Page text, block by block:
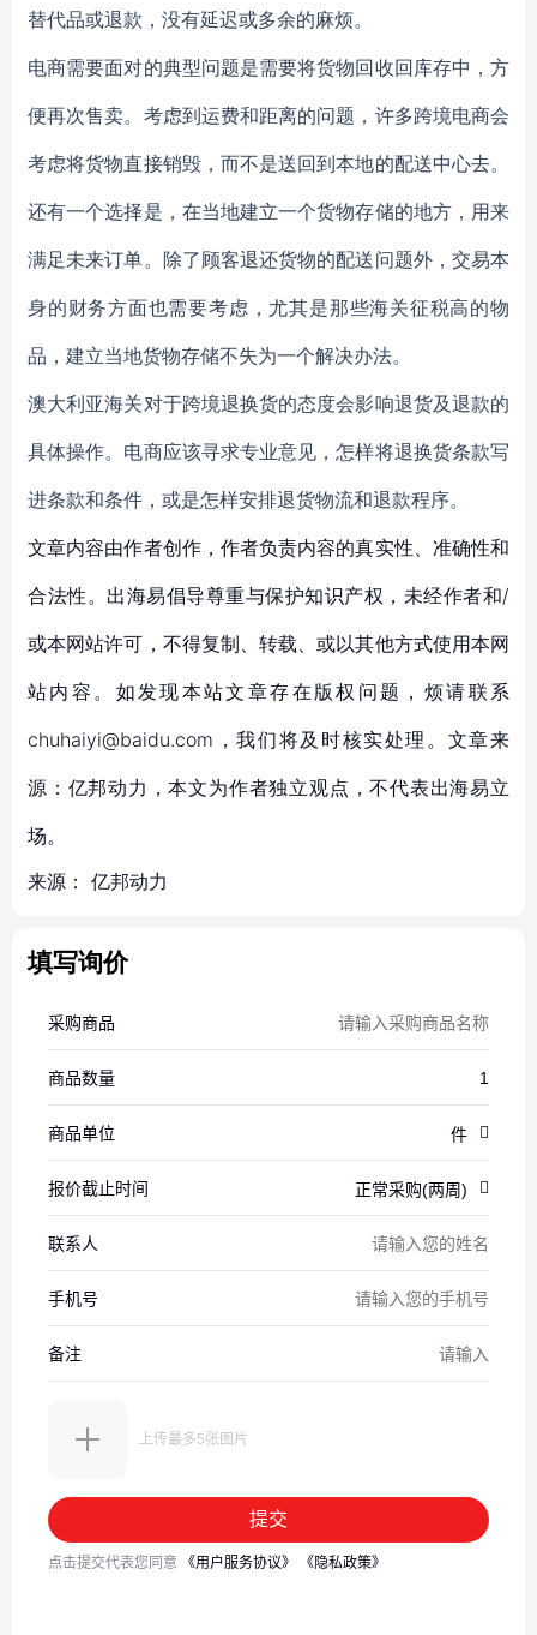
替代品或退款，没有延迟或多余的麻烦。
电商需要面对的典型问题是需要将货物回收回库存中，方
便再次售卖。考虑到运费和距离的问题，许多跨境电商会
考虑将货物直接销毁，而不是送回到本地的配送中心去。
还有一个选择是，在当地建立一个货物存储的地方，用来
满足未来订单。除了顾客退还货物的配送问题外，交易本
身的财务方面也需要考虑，尤其是那些海关征税高的物
品，建立当地货物存储不失为一个解决办法。
澳大利亚海关对于跨境退换货的态度会影响退货及退款的
具体操作。电商应该寻求专业意见，怎样将退换货条款写
进条款和条件，或是怎样安排退货物流和退款程序。
文章内容由作者创作，作者负责内容的真实性、准确性和
合法性。出海易倡导尊重与保护知识产权，未经作者和/
或本网站许可，不得复制、转载、或以其他方式使用本网
站内容。如发现本站文章存在版权问题，烦请联系
chuhaiyi@baidu.com，我们将及时核实处理。文章来
源：亿邦动力，本文为作者独立观点，不代表出海易立
场。
来源： 亿邦动力
填写询价